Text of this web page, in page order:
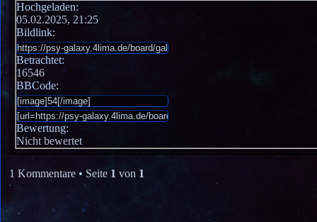
Hochgeladen:
05.02.2025, 21:25
Bildlink:
Betrachtet:
16546
BBCode:
Bewertung:
Nicht bewertet
1 Kommentare • Seite 1 von 1